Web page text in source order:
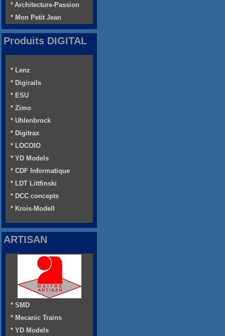
* Architecture-Passion
* Mon Petit Jean
Produits DIGITAL
* Lenz
* Digirails
* ESU
* Zimo
* Uhlenbrock
* Digitrax
* LOCOIO
* YD Models
* CDF Informatique
* LDT Littfinski
* DCC concepts
* Krois-Modell
ARTISAN
* SMD
* Mecanic Trains
* YD Models